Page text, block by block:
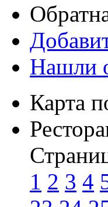
Нашли
Карта
1 2 3 4